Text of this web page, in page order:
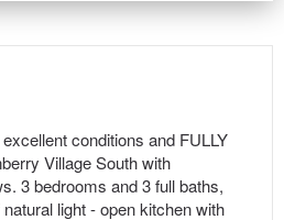
conditions and FULLY
Village South with
3 bedrooms and 3 full baths,
light - open kitchen with